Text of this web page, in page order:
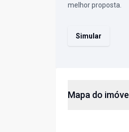
melhor proposta.
Simular
Mapa do imóvel